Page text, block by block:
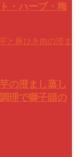
・ハーブ・梅
の澄まし蒸し
理で獅子頭の